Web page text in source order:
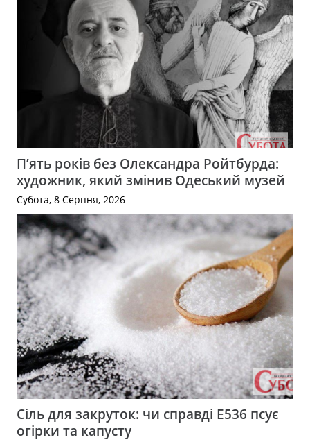
П’ять років без Олександра Ройтбурда:
художник, який змінив Одеський музей
Субота, 8 Серпня, 2026
Сіль для закруток: чи справді Е536 псує
огірки та капусту